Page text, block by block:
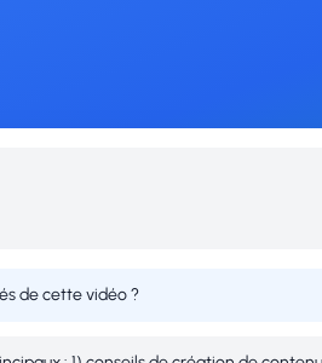
de cette vidéo ?